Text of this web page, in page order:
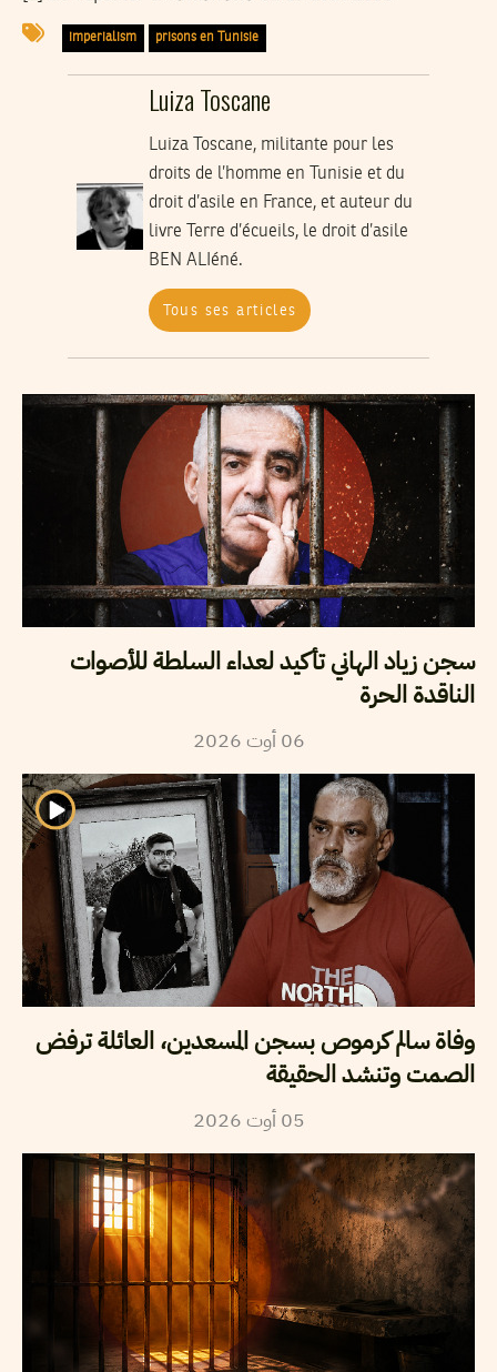
imperialism prisons en Tunisie
Luiza Toscane
Luiza Toscane, militante pour les
droits de l’homme en Tunisie et du
droit d’asile en France, et auteur du
livre Terre d’écueils, le droit d’asile
BEN ALIéné.
Tous ses articles
سجن زياد الهاني تأكيد لعداء السلطة للأصوات
الناقدة الحرة
06 أوت2026
وفاة سالم كرموص بسجن المسعدين، العائلة ترفض
الصمت وتنشد الحقيقة
05 أوت2026